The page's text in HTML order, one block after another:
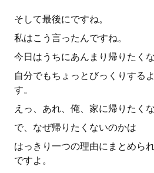
そして最後にですね。
私はこう言ったんですね。
今日はうちにあんまり帰りたく
自分でもちょっとびっくりする
す。
えっ、あれ、俺、家に帰りたく
で、なぜ帰りたくないのかは
はっきり一つの理由にまとめら
ですよ。